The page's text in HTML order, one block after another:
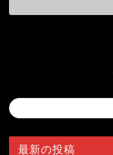
最新の投稿